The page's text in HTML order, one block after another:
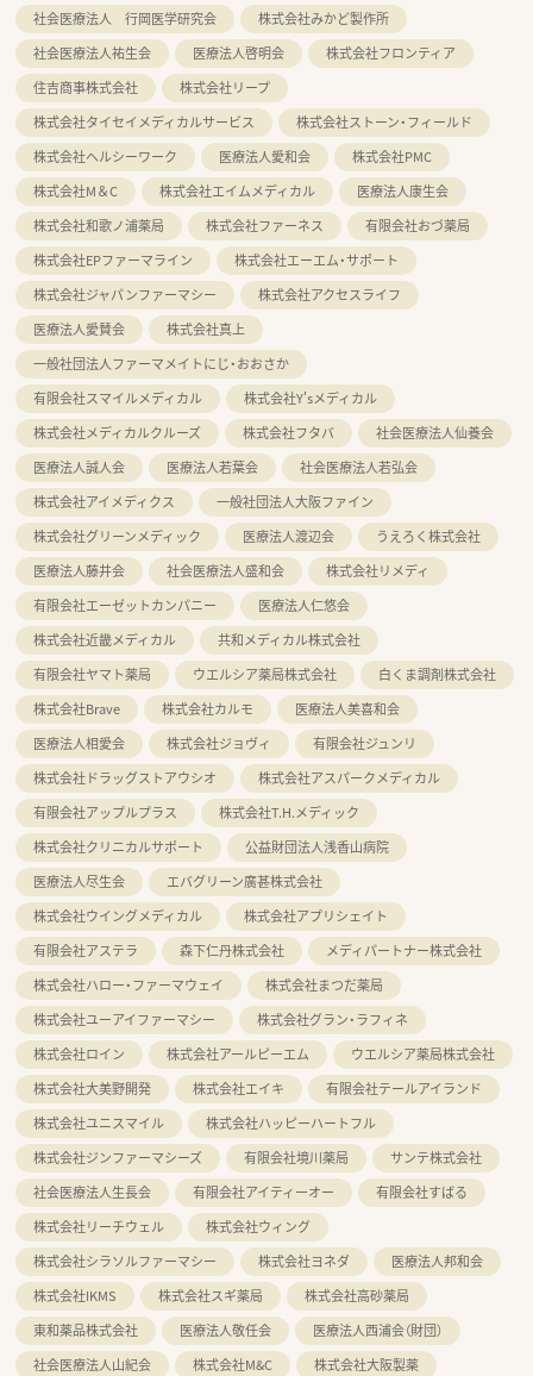
社会医療法人 行岡医学研究会
株式会社みかど製作所
社会医療法人祐生会
医療法人啓明会
株式会社フロンティア
住吉商事株式会社
株式会社リープ
株式会社タイセイメディカルサービス
株式会社ストーン・フィールド
株式会社ヘルシーワーク
医療法人愛和会
株式会社PMC
株式会社M＆C
株式会社エイムメディカル
医療法人康生会
株式会社和歌ノ浦薬局
株式会社ファーネス
有限会社おづ薬局
株式会社EPファーマライン
株式会社エーエム・サポート
株式会社ジャパンファーマシー
株式会社アクセスライフ
医療法人愛賛会
株式会社真上
一般社団法人ファーマメイトにじ・おおさか
有限会社スマイルメディカル
株式会社Y'sメディカル
株式会社メディカルクルーズ
株式会社フタバ
社会医療法人仙養会
医療法人誠人会
医療法人若葉会
社会医療法人若弘会
株式会社アイメディクス
一般社団法人大阪ファイン
株式会社グリーンメディック
医療法人渡辺会
うえろく株式会社
医療法人藤井会
社会医療法人盛和会
株式会社リメディ
有限会社エーゼットカンパニー
医療法人仁悠会
株式会社近畿メディカル
共和メディカル株式会社
有限会社ヤマト薬局
ウエルシア薬局株式会社
白くま調剤株式会社
株式会社Brave
株式会社カルモ
医療法人美喜和会
医療法人相愛会
株式会社ジョヴィ
有限会社ジュンリ
株式会社ドラッグストアウシオ
株式会社アスパークメディカル
有限会社アップルプラス
株式会社T.H.メディック
株式会社クリニカルサポート
公益財団法人浅香山病院
医療法人尽生会
エバグリーン廣甚株式会社
株式会社ウイングメディカル
株式会社アプリシェイト
有限会社アステラ
森下仁丹株式会社
メディパートナー株式会社
株式会社ハロー・ファーマウェイ
株式会社まつだ薬局
株式会社ユーアイファーマシー
株式会社グラン・ラフィネ
株式会社ロイン
株式会社アールピーエム
ウエルシア薬局株式会社
株式会社大美野開発
株式会社エイキ
有限会社テールアイランド
株式会社ユニスマイル
株式会社ハッピーハートフル
株式会社ジンファーマシーズ
有限会社境川薬局
サンテ株式会社
社会医療法人生長会
有限会社アイティーオー
有限会社すばる
株式会社リーチウェル
株式会社ウィング
株式会社シラソルファーマシー
株式会社ヨネダ
医療法人邦和会
株式会社IKMS
株式会社スギ薬局
株式会社高砂薬局
東和薬品株式会社
医療法人敬任会
医療法人西浦会（財団）
社会医療法人山紀会
株式会社M&C
株式会社大阪製薬